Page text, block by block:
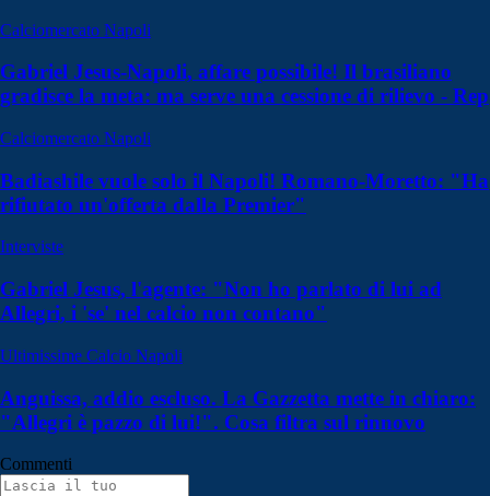
Calciomercato Napoli
Gabriel Jesus-Napoli, affare possibile! Il brasiliano
gradisce la meta: ma serve una cessione di rilievo - Rep
Calciomercato Napoli
Badiashile vuole solo il Napoli! Romano-Moretto: "Ha
rifiutato un'offerta dalla Premier"
Interviste
Gabriel Jesus, l'agente: "Non ho parlato di lui ad
Allegri, i 'se' nel calcio non contano"
Ultimissime Calcio Napoli
Anguissa, addio escluso. La Gazzetta mette in chiaro:
"Allegri è pazzo di lui!". Cosa filtra sul rinnovo
Commenti